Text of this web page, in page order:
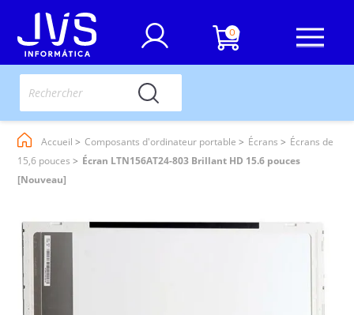
0
Accueil Composants d'ordinateur portable Écrans
Écrans de
15,6 pouces
Écran LTN156AT24-803 Brillant HD 15.6 pouces
[Nouveau]